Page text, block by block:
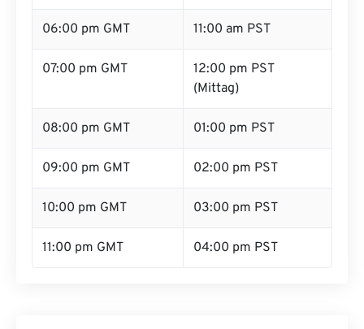
06:00 pm GMT 11:00 am PST
07:00 pm GMT
12:00 pm PST
(Mittag)
08:00 pm GMT 01:00 pm PST
09:00 pm GMT 02:00 pm PST
10:00 pm GMT 03:00 pm PST
11:00 pm GMT 04:00 pm PST